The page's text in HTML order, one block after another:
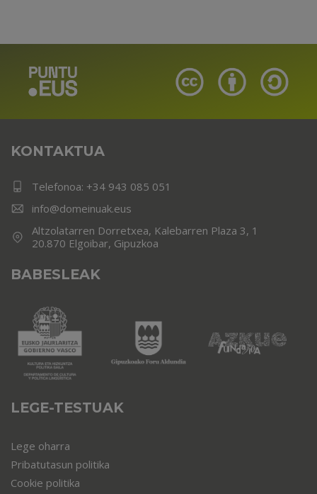
KONTAKTUA
Telefonoa: +34 943 085 051
info@domeinuak.eus
Altzolatarren Dorretxea, Kalebarren Plaza 3, 1
20.870 Elgoibar, Gipuzkoa
BABESLEAK
LEGE-TESTUAK
Lege oharra
Pribatutasun politika
Cookie politika